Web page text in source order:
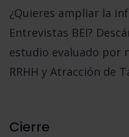
¿Quieres ampliar la
Entrevistas BEI?
estudio evaluado por
RRHH y Atracción de
Cierre